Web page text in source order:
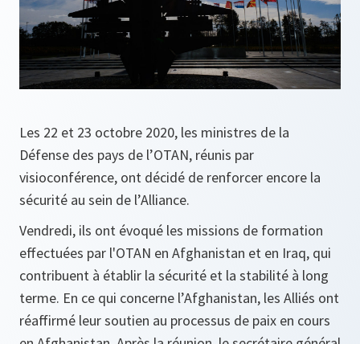
Les 22 et 23 octobre 2020, les ministres de la
Défense des pays de l’OTAN, réunis par
visioconférence, ont décidé de renforcer encore la
sécurité au sein de l’Alliance.
Vendredi, ils ont évoqué les missions de formation
effectuées par l'OTAN en Afghanistan et en Iraq, qui
contribuent à établir la sécurité et la stabilité à long
terme. En ce qui concerne l’Afghanistan, les Alliés ont
réaffirmé leur soutien au processus de paix en cours